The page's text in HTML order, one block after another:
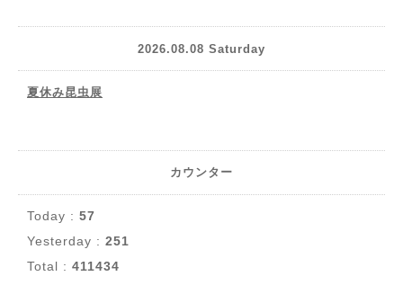
2026.08.08 Saturday
夏休み昆虫展
カウンター
Today : 57
Yesterday : 251
Total : 411434